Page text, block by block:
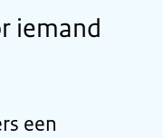
iemand
een